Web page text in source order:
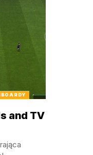
and TV